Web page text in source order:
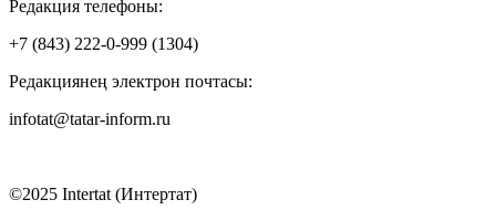
Редакция телефоны:
+7 (843) 222-0-999 (1304)
Редакциянең электрон почтасы:
infotat@tatar-inform.ru
©2025 Intertat (Интертат)